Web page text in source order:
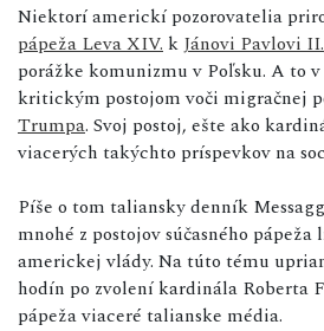
Niektorí americkí pozorovatelia
pápeža Leva XIV. k Jánovi Pavlovi II.
porážke komunizmu v Poľsku. A to
kritickým postojom voči migračnej
Trumpa. Svoj postoj, ešte ako
viacerých takýchto príspevkov na
Píše o tom taliansky denník
mnohé z postojov súčasného
americkej vlády. Na túto tému
hodín po zvolení kardinála Roberta
pápeža viaceré talianske média.